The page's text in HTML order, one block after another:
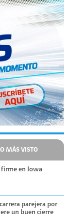
MÁS VISTO
firme en Iowa
parejera por
un buen cierre